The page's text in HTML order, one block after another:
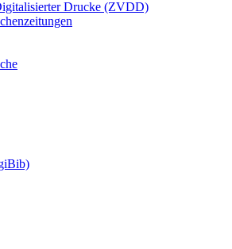
Drucke (ZVDD)